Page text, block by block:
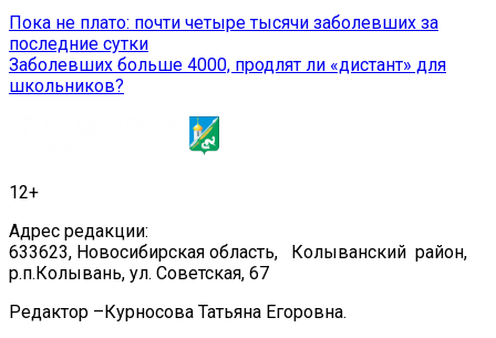
Навигация
по
записям
Пока не плато: почти четыре тысячи заболевших за
последние сутки
Заболевших больше 4000, продлят ли «дистант» для
школьников?
12+
Адрес редакции:
633623, Новосибирская область, Колыванский район,
р.п.Колывань, ул. Советская, 67
Редактор –Курносова Татьяна Егоровна.